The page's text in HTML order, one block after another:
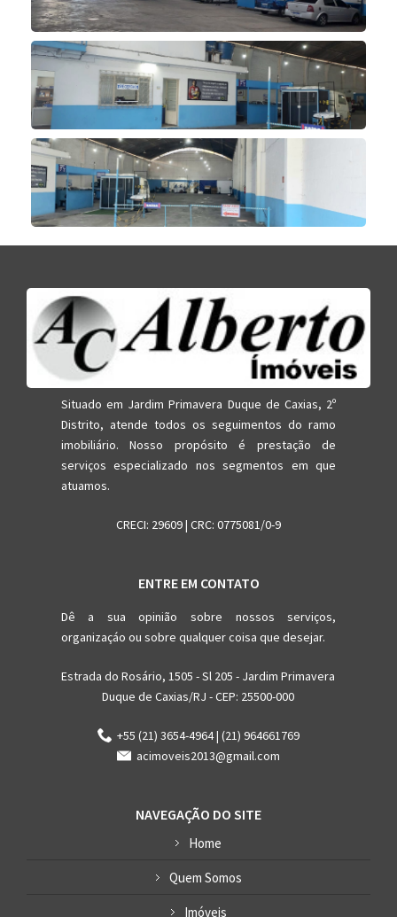
Situado em Jardim Primavera Duque de Caxias, 2º
Distrito, atende todos os seguimentos do ramo
imobiliário. Nosso propósito é prestação de
serviços especializado nos segmentos em que
atuamos.
CRECI: 29609 | CRC: 0775081/0-9
ENTRE EM CONTATO
Dê a sua opinião sobre nossos serviços,
organizaçáo ou sobre qualquer coisa que desejar.
Estrada do Rosário, 1505 - Sl 205 - Jardim Primavera
Duque de Caxias/RJ - CEP: 25500-000
+55 (21) 3654-4964 | (21) 964661769
acimoveis2013@gmail.com
NAVEGAÇÃO DO SITE
Home
Quem Somos
Imóveis